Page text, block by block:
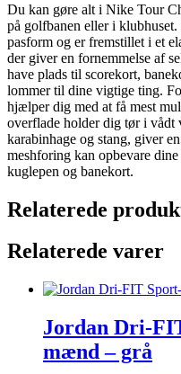
Du kan gøre alt i Nike Tour
på golfbanen eller i
pasform og er fremstillet i et
der giver en fornemmelse af
have plads til scorekort,
lommer til dine vigtige ting.
hjælper dig med at få mest
overflade holder dig tør i
karabinhage og stang, giver
meshforing kan opbevare
kuglepen og banekort.
Relaterede
Relaterede varer
Jordan Dri-
mænd – grå